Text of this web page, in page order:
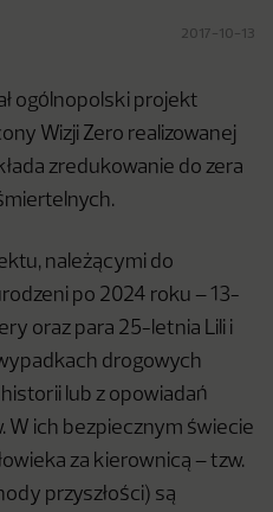
2017-10-13
ogólnopolski projekt
Wizji Zero realizowanej
zredukowanie do zera
należącymi do
po 2024 roku – 13-
oraz para 25-letnia Lili i
drogowych
lub z opowiadań
W ich bezpiecznym świecie
za kierownicą – tzw.
przyszłości) są